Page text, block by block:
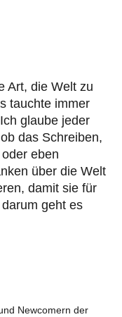
Art, die Welt zu
tauchte immer
glaube jeder
das Schreiben,
eben
über die Welt
damit sie für
geht es
Newcomern der